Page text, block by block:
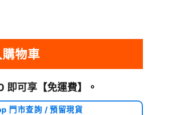
物車
即可享【免運費】 。
門市查詢 / 預留現貨